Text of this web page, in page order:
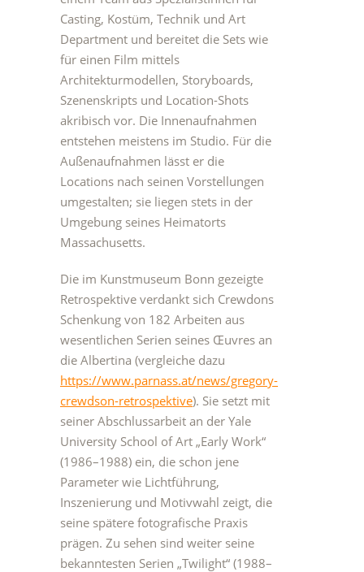
Casting, Kostüm, Technik und Art
Department und bereitet die Sets wie
für einen Film mittels
Architekturmodellen, Storyboards,
Szenenskripts und Location-Shots
akribisch vor. Die Innenaufnahmen
entstehen meistens im Studio. Für die
Außenaufnahmen lässt er die
Locations nach seinen Vorstellungen
umgestalten; sie liegen stets in der
Umgebung seines Heimatorts
Massachusetts.
Die im Kunstmuseum Bonn gezeigte
Retrospektive verdankt sich Crewdons
Schenkung von 182 Arbeiten aus
wesentlichen Serien seines Œuvres an
die Albertina (vergleiche dazu
https://www.parnass.at/news/gregory-
crewdson-retrospektive). Sie setzt mit
seiner Abschlussarbeit an der Yale
University School of Art „Early Work“
(1986–1988) ein, die schon jene
Parameter wie Lichtführung,
Inszenierung und Motivwahl zeigt, die
seine spätere fotografische Praxis
prägen. Zu sehen sind weiter seine
bekanntesten Serien „Twilight“ (1988–